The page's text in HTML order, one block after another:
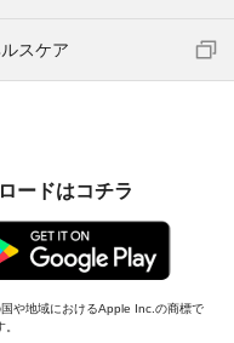
スケア
ードはコチラ
や地域におけるApple Inc.の商標で